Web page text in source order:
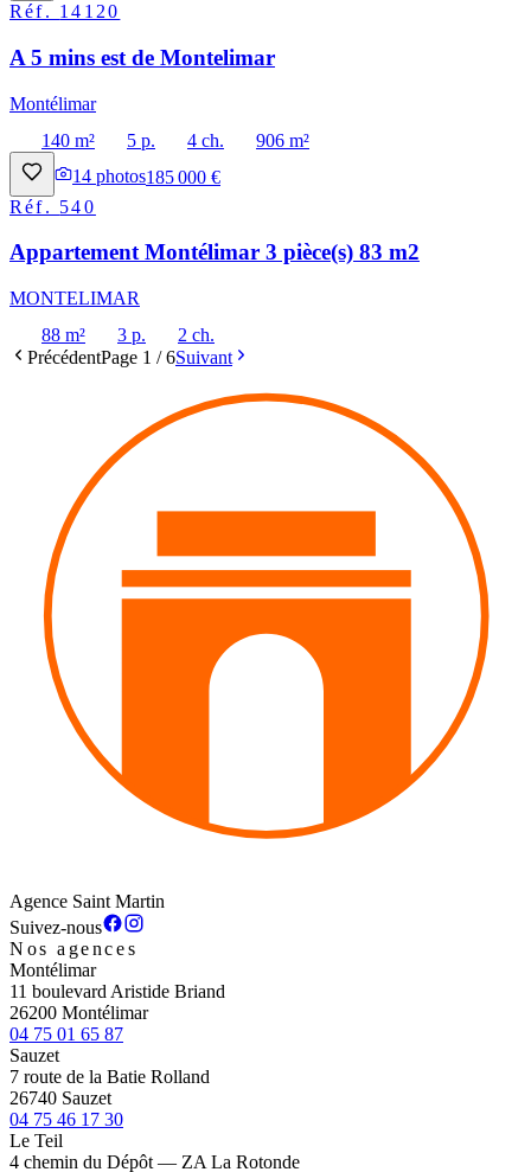
Réf. 14120
A 5 mins est de Montelimar
Montélimar
140 m²
5 p. 4 ch.
906 m²
14 photos185 000 €
Réf. 540
Appartement Montélimar 3 pièce(s) 83 m2
MONTELIMAR
88 m²
3 p.
2 ch.
PrécédentPage 1 /6Suivant
Agence Saint Martin
Suivez-nous
Nos agences
Montélimar
11 boulevard Aristide Briand
26200 Montélimar
04 75 01 65 87
Sauzet
7 route de la Batie Rolland
26740 Sauzet
04 75 46 17 30
Le Teil
4 chemin du Dépôt — ZA La Rotonde